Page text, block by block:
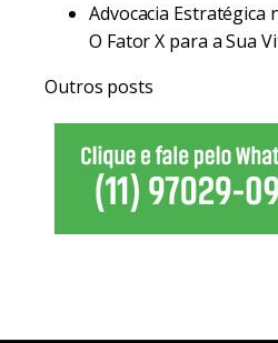
Advocacia Estratégica
O Fator X para a Sua
Outros posts